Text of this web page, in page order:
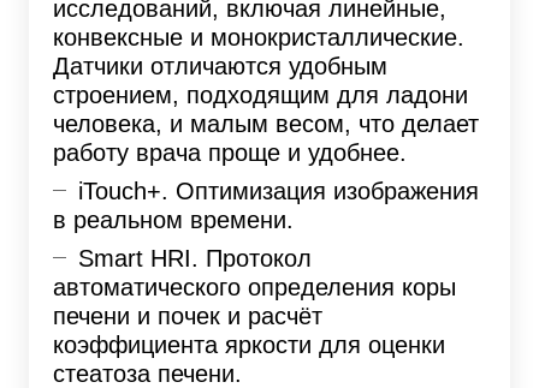
исследований, включая линейные,
конвексные и монокристаллические.
Датчики отличаются удобным
строением, подходящим для ладони
человека, и малым весом, что делает
работу врача проще и удобнее.
iTouch+. Оптимизация изображения
в реальном времени.
Smart HRI. Протокол
автоматического определения коры
печени и почек и расчёт
коэффициента яркости для оценки
стеатоза печени.